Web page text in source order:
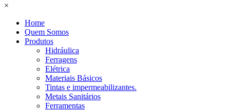
×
Home
Quem Somos
Produtos
Hidráulica
Ferragens
Elétrica
Materiais Básicos
Tintas e impermeabilizantes.
Metais Sanitários
Ferramentas